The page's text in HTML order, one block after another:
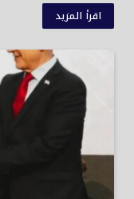
اقرأ المزيد